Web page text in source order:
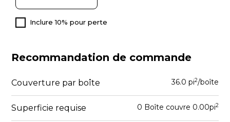
Inclure 10% pour perte
Recommandation de commande
Couverture par boîte 36.0 pi2/boîte
Superficie requise 0 Boîte couvre 0.00pi2